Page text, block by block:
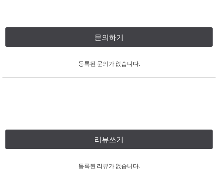
문의하기
등록된 문의가 없습니다.
리뷰쓰기
등록된 리뷰가 없습니다.